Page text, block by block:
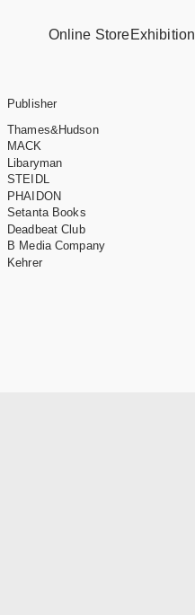
Online StoreExhibition
Publisher
Thames&Hudson
MACK
Libaryman
STEIDL
PHAIDON
Setanta Books
Deadbeat Club
B Media Company
Kehrer